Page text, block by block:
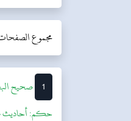
مجموع الصفحات:
1 ‌‌صحيح
حکم: